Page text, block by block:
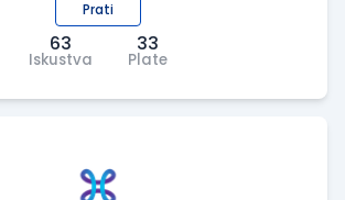
Prati
63
Iskustva
33
Plate